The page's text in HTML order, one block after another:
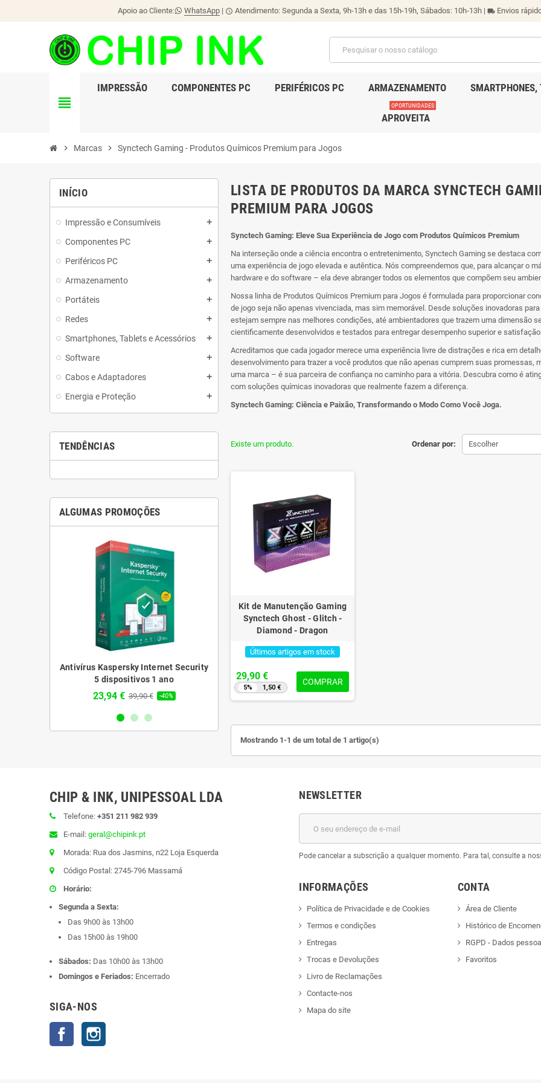
Apoio ao Cliente: WhatsApp | schedule Atendimento: Segunda a Sexta, 9h-13h e das 15h-19h, Sábados: 10h-13h | local_shipping Envios
view_headline
IMPRESSÃO COMPONENTES PC PERIFÉRICOS PC ARMAZENAMENTO SMARTPHONES,
APROVEITA
OPORTUNIDADES
chevron_right Marcas chevron_right Synctech Gaming - Produtos Químicos Premium para Jogos
INÍCIO
Impressão e Consumíveis add
Componentes PC add
Periféricos PC add
Armazenamento add
Portáteis add
Redes add
Smartphones, Tablets e Acessórios add
Software add
Cabos e Adaptadores add
Energia e Proteção add
TENDÊNCIAS
ALGUMAS PROMOÇÕES
Antivírus Kaspersky Internet Security
5 dispositivos 1 ano
23,94 € 39,90 € -40%
Dispositivos 1 Ano
62,64 € 109,90 €
LISTA DE PRODUTOS DA MARCA SYNCTECH
PREMIUM PARA JOGOS
Synctech Gaming: Eleve Sua Experiência de Jogo com Produtos Químicos Premium
Na interseção onde a ciência encontra o entretenimento, Synctech Gaming se destaca
uma experiência de jogo elevada e autêntica. Nós compreendemos que, para alcançar o
hardware e do software – ela deve abranger todos os elementos que compõem seu
Nossa linha de Produtos Químicos Premium para Jogos é formulada para proporcionar
de jogo seja não apenas vivenciada, mas sim memorável. Desde soluções inovadoras
estejam sempre nas melhores condições, até ambientadores que trazem uma dimensão
cientificamente desenvolvidos e testados para entregar desempenho superior e
Acreditamos que cada jogador merece uma experiência livre de distrações e rica em
desenvolvimento para trazer a você produtos que não apenas cumprem suas
uma marca – é sua parceira de confiança no caminho para a vitória. Descubra como é
com soluções químicas inovadoras que realmente fazem a diferença.
Synctech Gaming: Ciência e Paixão, Transformando o Modo Como Você Joga.
Ordenar por: Escolher
Existe um produto.
Kit de Manutenção Gaming
Synctech Ghost - Glitch -
Diamond - Dragon
Últimos artigos em stock
29,90 €
5% 1,50 €
COMPRAR
Mostrando 1-1 de um total de 1 artigo(s)
CHIP & INK, UNIPESSOAL LDA
Telefone: +351 211 982 939
E-mail: geral@chipink.pt
Morada: Rua dos Jasmins, n22 Loja Esquerda
Código Postal: 2745-796 Massamá
Horário:
Segunda a Sexta:
Das 9h00 às 13h00
Das 15h00 às 19h00
Sábados: Das 10h00 às 13h00
Domingos e Feriados: Encerrado
SIGA-NOS
Facebook
NEWSLETTER
Pode cancelar a subscrição a qualquer momento. Para tal, consulte a
INFORMAÇÕES
Política de Privacidade e de Cookies
Termos e condições
Entregas
Trocas e Devoluções
Livro de Reclamações
Contacte-nos
Mapa do site
CONTA
Área de Cliente
Histórico de
RGPD - Dados
Favoritos